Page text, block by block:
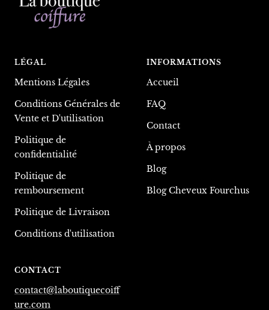
LÉGAL
Mentions Légales
Conditions Générales de
Vente et D'utilisation
Politique de
confidentialité
Politique de
remboursement
Politique de Livraison
Conditions d'utilisation
INFORMATIONS
Accueil
FAQ
Contact
À propos
Blog
Blog Cheveux Fourchus
CONTACT
contact@laboutiquecoiff
ure.com